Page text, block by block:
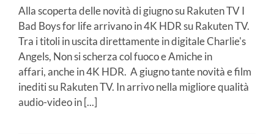
Alla scoperta delle novità di giugno su Rakuten TV I
Bad Boys for life arrivano in 4K HDR su Rakuten TV.
Tra i titoli in uscita direttamente in digitale Charlie's
Angels, Non si scherza col fuoco e Amiche in
affari, anche in 4K HDR. A giugno tante novità e film
inediti su Rakuten TV. In arrivo nella migliore qualità
audio-video in [...]